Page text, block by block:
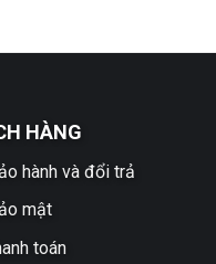
HÀNG
hành và đổi trả
mật
toán